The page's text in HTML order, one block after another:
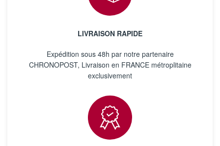
LIVRAISON RAPIDE
Expédition sous 48h par notre partenaire
CHRONOPOST, Livraison en FRANCE métroplitaine
exclusivement